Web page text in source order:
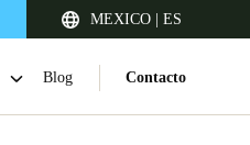
MEXICO | ES
Blog Contacto